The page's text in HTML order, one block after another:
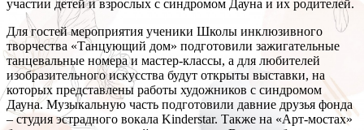
участии детей и взрослых с синдромом Дауна и их родителей.
Для гостей мероприятия ученики Школы инклюзивного
творчества «Танцующий дом» подготовили зажигательные
танцевальные номера и мастер-классы, а для любителей
изобразительного искусства будут открыты выставки, на
которых представлены работы художников с синдромом
Дауна. Музыкальную часть подготовили давние друзья фонда
– студия эстрадного вокала Kinderstar. Также на «Арт-мостах»